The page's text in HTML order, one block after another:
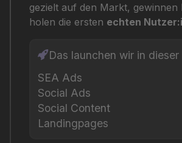
gezielt auf den Markt, gewinnen
holen die ersten echten
Das launchen wir in dieser
SEA Ads
Social Ads
Social Content
Landingpages